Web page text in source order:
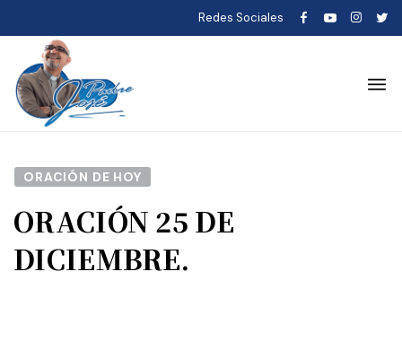
Redes Sociales
ORACIÓN DE HOY
ORACIÓN 25 DE
DICIEMBRE.